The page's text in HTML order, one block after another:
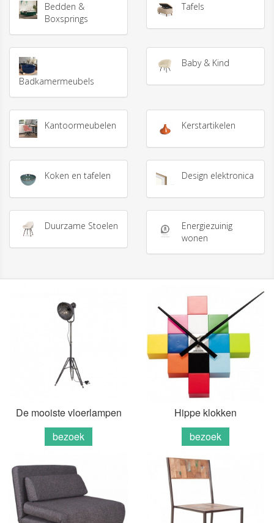
Bedden &
Boxsprings
Tafels
Badkamermeubels
Baby & Kind
Kantoormeubelen Kerstartikelen
Koken en tafelen Design elektronica
Duurzame Stoelen
Energiezuinig
wonen
De mooiste vloerlampen
bezoek
Hippe klokken
bezoek